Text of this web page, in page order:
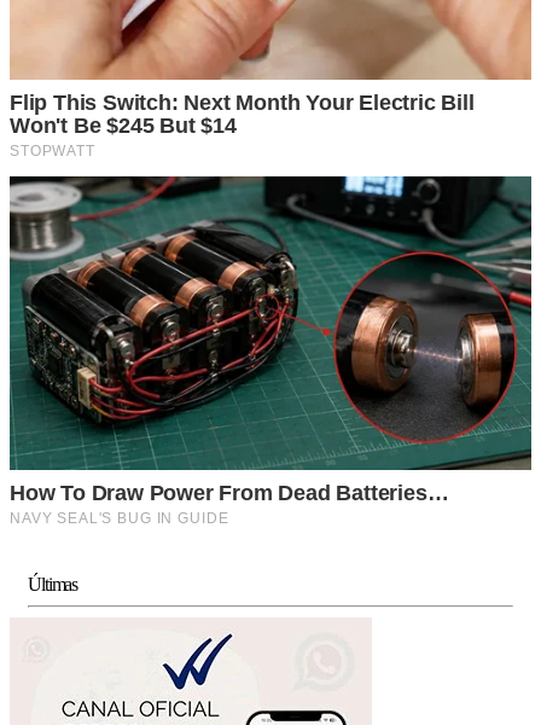
Últimas